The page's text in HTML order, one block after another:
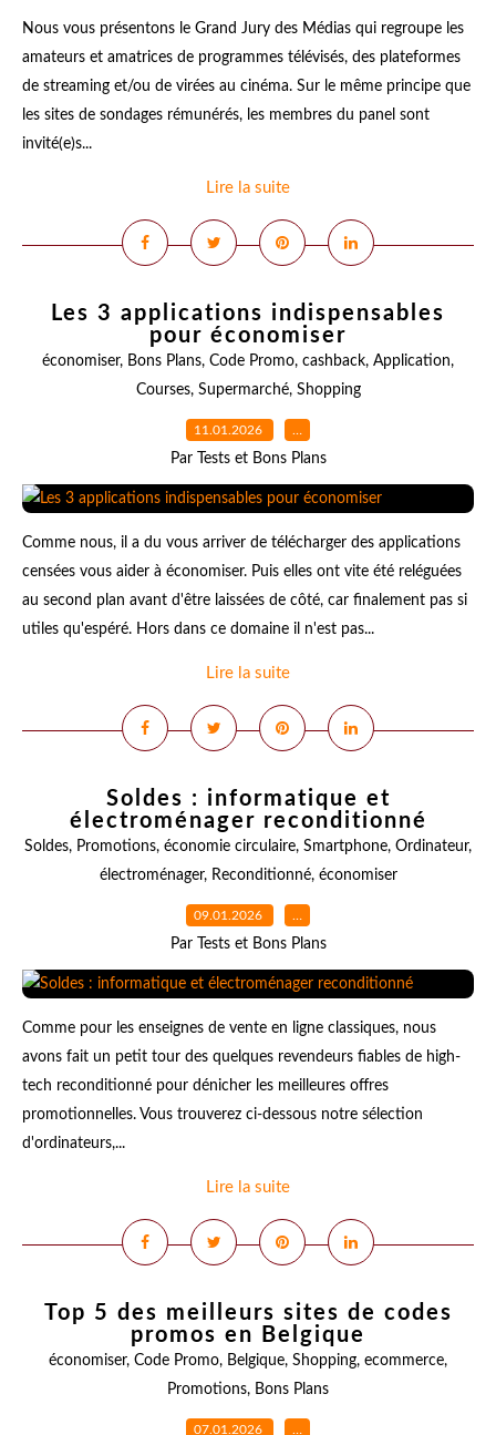
Nous vous présentons le Grand Jury des Médias qui regroupe les
amateurs et amatrices de programmes télévisés, des plateformes
de streaming et/ou de virées au cinéma. Sur le même principe que
les sites de sondages rémunérés, les membres du panel sont
invité(e)s...
Lire la suite
Les 3 applications indispensables
pour économiser
économiser, Bons Plans, Code Promo, cashback, Application,
Courses, Supermarché, Shopping
11.01.2026 …
Par Tests et Bons Plans
Comme nous, il a du vous arriver de télécharger des applications
censées vous aider à économiser. Puis elles ont vite été reléguées
au second plan avant d'être laissées de côté, car finalement pas si
utiles qu'espéré. Hors dans ce domaine il n'est pas...
Lire la suite
Soldes : informatique et
électroménager reconditionné
Soldes, Promotions, économie circulaire, Smartphone, Ordinateur,
électroménager, Reconditionné, économiser
09.01.2026 …
Par Tests et Bons Plans
Comme pour les enseignes de vente en ligne classiques, nous
avons fait un petit tour des quelques revendeurs fiables de high-
tech reconditionné pour dénicher les meilleures offres
promotionnelles. Vous trouverez ci-dessous notre sélection
d'ordinateurs,...
Lire la suite
Top 5 des meilleurs sites de codes
promos en Belgique
économiser, Code Promo, Belgique, Shopping, ecommerce,
Promotions, Bons Plans
07.01.2026 …